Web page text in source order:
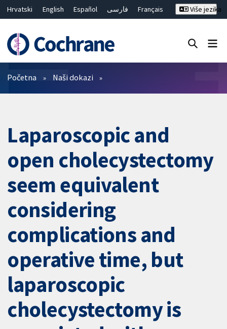
Hrvatski English Español فارسی
Français
繁體中文
简体中文
Više jezika
Prečistači
Početna Naši dokazi
Laparoscopic and
open cholecystectomy
seem equivalent
considering
complications and
operative time, but
laparoscopic
cholecystectomy is